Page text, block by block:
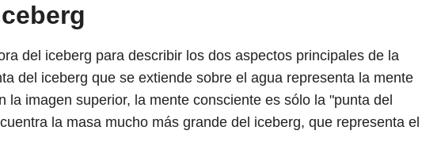
del iceberg para describir los dos aspectos principales de la
del iceberg que se extiende sobre el agua representa la mente
la imagen superior, la mente consciente es sólo la "punta del
la masa mucho más grande del iceberg, que representa el